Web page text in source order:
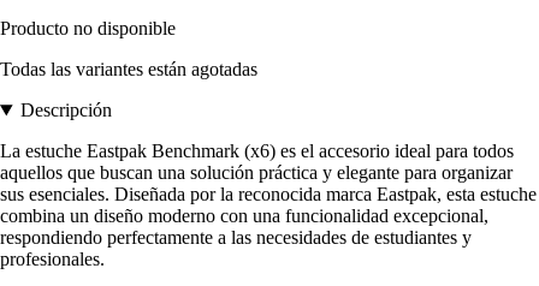
Producto no disponible
Todas las variantes están agotadas
Descripción
La estuche Eastpak Benchmark (x6) es el accesorio ideal para todos
aquellos que buscan una solución práctica y elegante para organizar
sus esenciales. Diseñada por la reconocida marca Eastpak, esta estuche
combina un diseño moderno con una funcionalidad excepcional,
respondiendo perfectamente a las necesidades de estudiantes y
profesionales.